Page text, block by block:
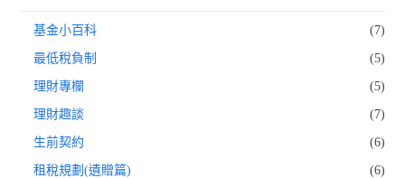
基金小百科 (7)
最低稅負制 (5)
理財專欄 (5)
理財趣談 (7)
生前契約 (6)
租稅規劃(遺贈篇) (6)